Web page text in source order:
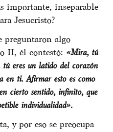
importante, inseparable
Jesucristo?
preguntaron algo
II, él contestó: «Mira, tú
tú eres un latido del corazón
en ti. Afirmar esto es como
cierto sentido, infinito, que
individualidad».
y por eso se preocupa